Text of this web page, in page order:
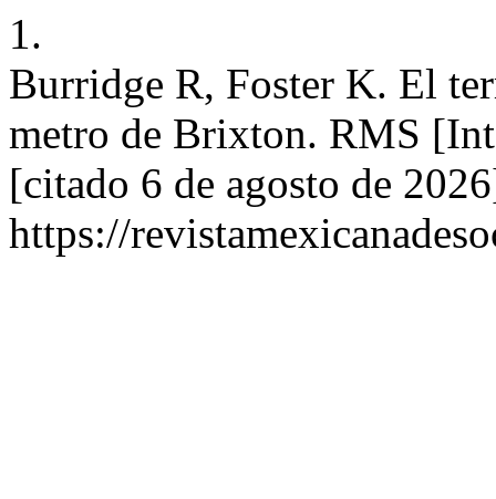
1.
Burridge R, Foster K. El
metro de Brixton. RMS
[citado 6 de agosto de
https://